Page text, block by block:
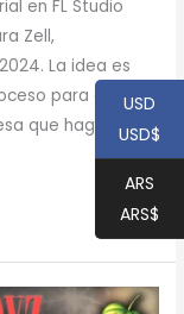
en FL Studio
Zell,
La idea es
para que el
que haga uno
USD
USD$
ARS
ARS$